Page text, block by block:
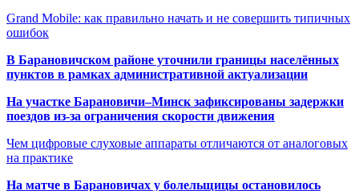
Grand Mobile: как правильно начать и не совершить типичных
ошибок
В Барановичском районе уточнили границы населённых
пунктов в рамках административной актуализации
На участке Барановичи–Минск зафиксированы задержки
поездов из-за ограничения скорости движения
Чем цифровые слуховые аппараты отличаются от аналоговых
на практике
На матче в Барановичах у болельщицы остановилось